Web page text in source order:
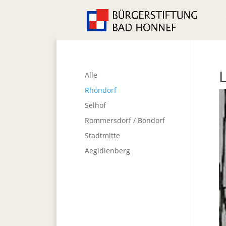
Alle
Rhöndorf
Selhof
Rommersdorf / Bondorf
Stadtmitte
Aegidienberg